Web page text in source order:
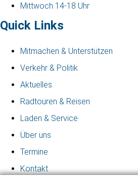
Mittwoch 14-18 Uhr
Quick Links
Mitmachen & Unterstützen
Verkehr & Politik
Aktuelles
Radtouren & Reisen
Laden & Service
Über uns
Termine
Kontakt